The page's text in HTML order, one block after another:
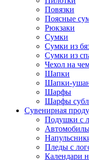
Повязки
Поясные
Рюкзаки
Сумки
Сумки из
Сумки из
Чехол на
Шапки
Шапки-
Шарфы
Шарфы
Сувенирная
Подушки с
Пледы с
Календари